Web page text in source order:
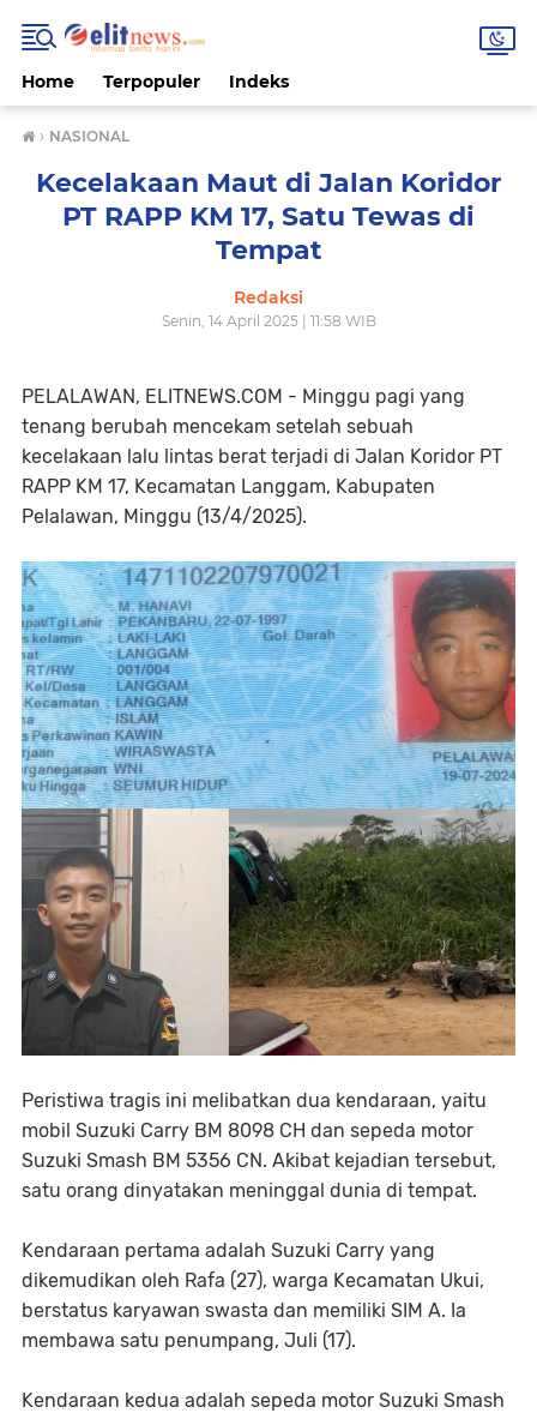
Home Terpopuler Indeks
› NASIONAL
Kecelakaan Maut di Jalan Koridor
PT RAPP KM 17, Satu Tewas di
Tempat
Redaksi
Senin, 14 April 2025 | 11:58 WIB
PELALAWAN, ELITNEWS.COM - Minggu pagi yang
tenang berubah mencekam setelah sebuah
kecelakaan lalu lintas berat terjadi di Jalan Koridor PT
RAPP KM 17, Kecamatan Langgam, Kabupaten
Pelalawan, Minggu (13/4/2025).
Peristiwa tragis ini melibatkan dua kendaraan, yaitu
mobil Suzuki Carry BM 8098 CH dan sepeda motor
Suzuki Smash BM 5356 CN. Akibat kejadian tersebut,
satu orang dinyatakan meninggal dunia di tempat.
Kendaraan pertama adalah Suzuki Carry yang
dikemudikan oleh Rafa (27), warga Kecamatan Ukui,
berstatus karyawan swasta dan memiliki SIM A. Ia
membawa satu penumpang, Juli (17).
Kendaraan kedua adalah sepeda motor Suzuki Smash